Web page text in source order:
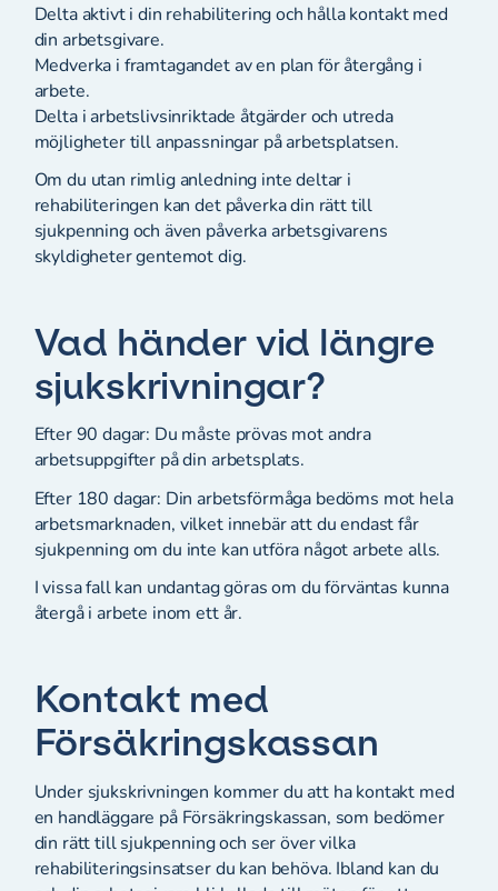
Delta aktivt i din rehabilitering och hålla kontakt med
din arbetsgivare.
Medverka i framtagandet av en plan för återgång i
arbete.
Delta i arbetslivsinriktade åtgärder och utreda
möjligheter till anpassningar på arbetsplatsen.
Om du utan rimlig anledning inte deltar i
rehabiliteringen kan det påverka din rätt till
sjukpenning och även påverka arbetsgivarens
skyldigheter gentemot dig.
Vad händer vid längre
sjukskrivningar?
Efter 90 dagar: Du måste prövas mot andra
arbetsuppgifter på din arbetsplats.
Efter 180 dagar: Din arbetsförmåga bedöms mot hela
arbetsmarknaden, vilket innebär att du endast får
sjukpenning om du inte kan utföra något arbete alls.
I vissa fall kan undantag göras om du förväntas kunna
återgå i arbete inom ett år.
Kontakt med
Försäkringskassan
Under sjukskrivningen kommer du att ha kontakt med
en handläggare på Försäkringskassan, som bedömer
din rätt till sjukpenning och ser över vilka
rehabiliteringsinsatser du kan behöva. Ibland kan du